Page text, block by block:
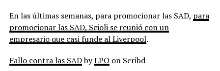
En las últimas semanas, para promocionar las SAD, para
promocionar las SAD, Scioli se reunió con un
empresario que casi funde al Liverpool.
Fallo contra las SADbyLPO on Scribd